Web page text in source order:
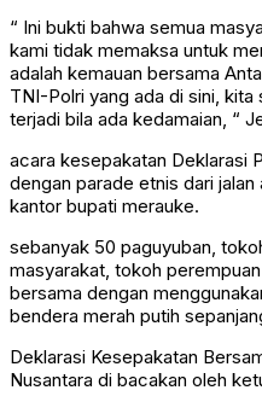
“ Ini bukti bahwa semua
kami tidak memaksa untuk
adalah kemauan bersama
TNI-Polri yang ada di sini,
terjadi bila ada kedamaian, “
acara kesepakatan Deklarasi
dengan parade etnis dari jalan
kantor bupati merauke.
sebanyak 50 paguyuban,
masyarakat, tokoh
bersama dengan
bendera merah putih
Deklarasi Kesepakatan
Nusantara di bacakan oleh